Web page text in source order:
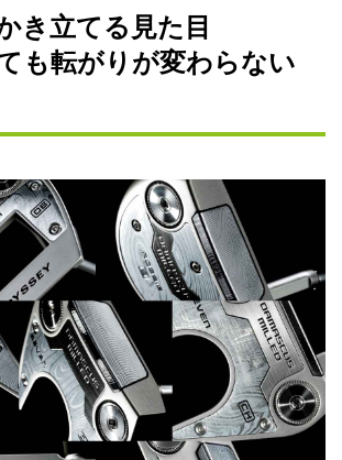
き立てる見た目
も転がりが変わらない